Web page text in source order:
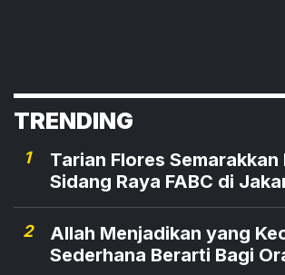
TRENDING
1
Tarian Flores
Sidang Raya FABC di
2
Allah Menjadikan yang
Sederhana Berarti